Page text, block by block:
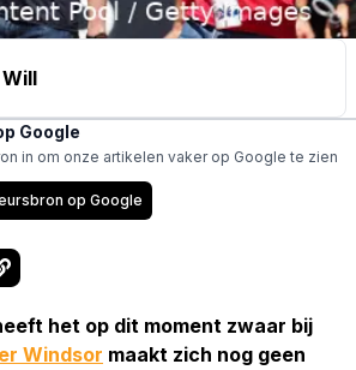
Google
in om onze artikelen vaker op Google te zien
op Google
het op dit moment zwaar bij
Windsor maakt zich nog geen